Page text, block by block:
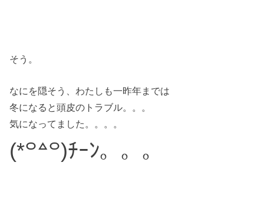
そう。
なにを隠そう、わたしも一昨年までは
冬になると頭皮のトラブル。。。
気になってました。。。。
(*꒪꒫꒪)ﾁｰﾝ。。。